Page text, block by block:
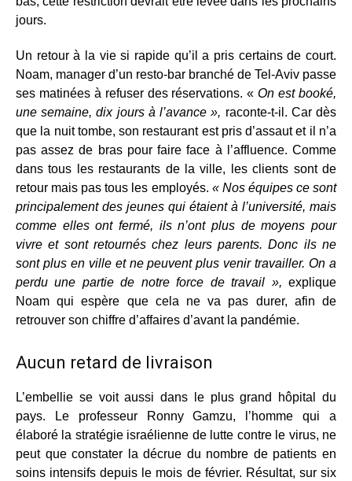
jours.
Un retour à la vie si rapide qu’il a pris certains de court.
Noam, manager d’un resto-bar branché de Tel-Aviv passe
ses matinées à refuser des réservations. «On est booké,
une semaine, dix jours à l’avance », raconte-t-il. Car dès
que la nuit tombe, son restaurant est pris d’assaut et il n’a
pas assez de bras pour faire face à l’affluence. Comme
dans tous les restaurants de la ville, les clients sont de
retour mais pas tous les employés. « Nos équipes ce sont
principalement des jeunes qui étaient à l’université, mais
comme elles ont fermé, ils n’ont plus de moyens pour
vivre et sont retournés chez leurs parents. Donc ils ne
sont plus en ville et ne peuvent plus venir travailler. On a
perdu une partie de notre force de travail », explique
Noam qui espère que cela ne va pas durer, afin de
retrouver son chiffre d’affaires d’avant la pandémie.
Aucun retard de livraison
L’embellie se voit aussi dans le plus grand hôpital du
pays. Le professeur Ronny Gamzu, l’homme qui a
élaboré la stratégie israélienne de lutte contre le virus, ne
peut que constater la décrue du nombre de patients en
soins intensifs depuis le mois de février. Résultat, sur six